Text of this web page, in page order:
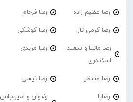
رضا عظیم زاده رضا فرجام
رضا کرمی تارا رضا کوشکی
رضا ماتیا و سعید
اسکندری
رضا مریدی
رضا منتظر رضا نیسی
رضایا
رضوان و امیرعباس